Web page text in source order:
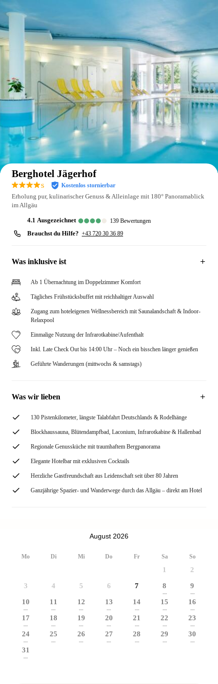
Auf der Karte anzeigen
Berghotel Jägerhof
s Kostenlos stornierbar
Erholung pur, kulinarischer Genuss & Alleinlage mit 180° Panoramablick
im Allgäu
4.1 ausgezeichnet 139 Bewertungen
Brauchst du Hilfe? +43 720 30 36 89
Was inklusive ist
Ab 1 Übernachtung im Doppelzimmer Komfort
Tägliches Frühstücksbuffet mit reichhaltiger Auswahl
Zugang zum hoteleigenen Wellnessbereich mit Saunalandschaft & Indoor-
Relaxpool
Einmalige Nutzung der Infrarotkabine/Aufenthalt
Inkl. Late Check Out bis 14:00 Uhr – Noch ein bisschen länger genießen
Geführte Wanderungen (mittwochs & samstags)
Was wir lieben
130 Pistenkilometer, längste Talabfahrt Deutschlands & Rodelhänge
Blockhaussauna, Blütendampfbad, Laconium, Infrarotkabine & Hallenbad
Regionale Genussküche mit traumhaftem Bergpanorama
Elegante Hotelbar mit exklusiven Cocktails
Herzliche Gastfreundschaft aus Leidenschaft seit über 80 Jahren
Ganzjährige Spazier- und Wanderwege durch das Allgäu – direkt am Hotel
August 2026
Mo Di Mi Do Fr Sa So
1 2
3 4 5 6 7 8
---
9
---
10
---
11
---
12
---
13
---
14
---
15
---
16
---
17
---
18
---
19
---
20
---
21
---
22
---
23
---
24
---
25
---
26
---
27
---
28
---
29
---
30
---
31
---